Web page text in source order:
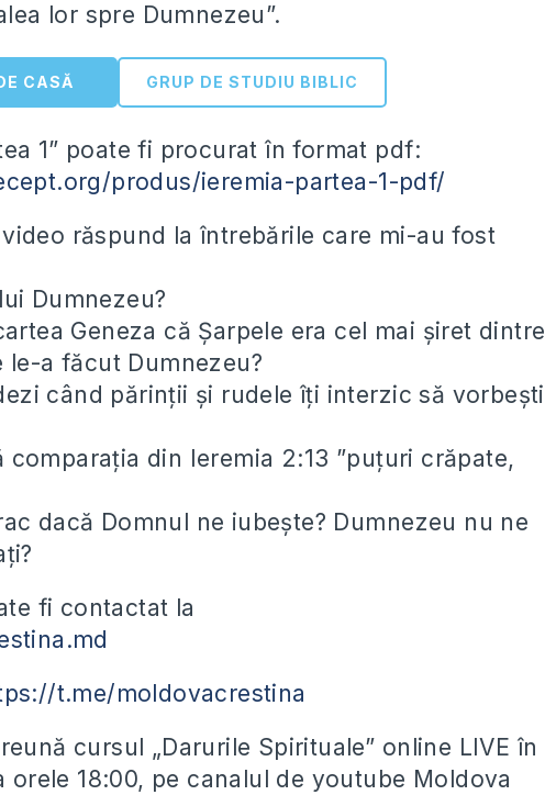
lor spre Dumnezeu”.
CASĂ GRUP DE STUDIU BIBLIC
1” poate fi procurat în format pdf:
produs/ieremia-partea-1-pdf/
răspund la întrebările care mi-au fost
Dumnezeu?
Geneza că Șarpele era cel mai șiret dintre
le-a făcut Dumnezeu?
când părinții și rudele îți interzic să vorbești
comparația din Ieremia 2:13 ”puţuri crăpate,
dacă Domnul ne iubește? Dumnezeu nu ne
fi contactat la
t.me/moldovacrestina
cursul „Darurile Spirituale” online LIVE în
18:00, pe canalul de youtube Moldova